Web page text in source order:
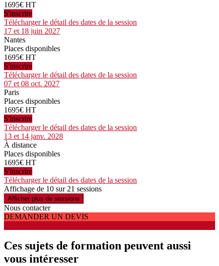
1695€ HT
S'inscrire
Télécharger le détail des dates de la session
17 et 18 juin 2027
Nantes
Places disponibles
1695€ HT
S'inscrire
Télécharger le détail des dates de la session
07 et 08 oct. 2027
Paris
Places disponibles
1695€ HT
S'inscrire
Télécharger le détail des dates de la session
13 et 14 janv. 2028
À distance
Places disponibles
1695€ HT
S'inscrire
Télécharger le détail des dates de la session
Affichage de 10 sur 21 sessions
Afficher plus de sessions
Nous contacter
DEMANDER UN DEVIS
Ces sujets de formation peuvent aussi
vous intéresser